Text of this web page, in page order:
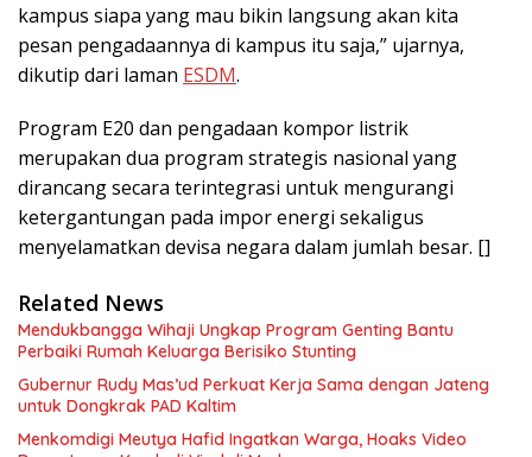
kampus siapa yang mau bikin langsung akan kita
pesan pengadaannya di kampus itu saja,” ujarnya,
dikutip dari laman ESDM.
Program E20 dan pengadaan kompor listrik
merupakan dua program strategis nasional yang
dirancang secara terintegrasi untuk mengurangi
ketergantungan pada impor energi sekaligus
menyelamatkan devisa negara dalam jumlah besar. []
Related News
Mendukbangga Wihaji Ungkap Program Genting Bantu
Perbaiki Rumah Keluarga Berisiko Stunting
Gubernur Rudy Mas’ud Perkuat Kerja Sama dengan Jateng
untuk Dongkrak PAD Kaltim
Menkomdigi Meutya Hafid Ingatkan Warga, Hoaks Video